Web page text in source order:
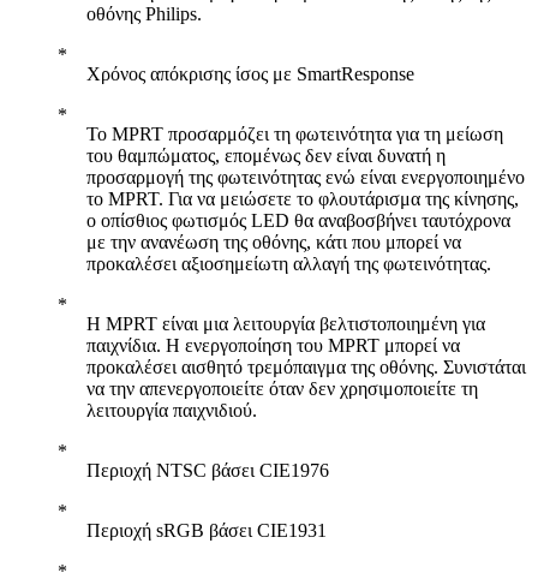
οθόνης Philips.
Χρόνος απόκρισης ίσος με SmartResponse
Το MPRT προσαρμόζει τη φωτεινότητα για τη μείωση
του θαμπώματος, επομένως δεν είναι δυνατή η
προσαρμογή της φωτεινότητας ενώ είναι ενεργοποιημένο
το MPRT. Για να μειώσετε το φλουτάρισμα της κίνησης,
ο οπίσθιος φωτισμός LED θα αναβοσβήνει ταυτόχρονα
με την ανανέωση της οθόνης, κάτι που μπορεί να
προκαλέσει αξιοσημείωτη αλλαγή της φωτεινότητας.
Η MPRT είναι μια λειτουργία βελτιστοποιημένη για
παιχνίδια. Η ενεργοποίηση του MPRT μπορεί να
προκαλέσει αισθητό τρεμόπαιγμα της οθόνης. Συνιστάται
να την απενεργοποιείτε όταν δεν χρησιμοποιείτε τη
λειτουργία παιχνιδιού.
Περιοχή NTSC βάσει CIE1976
Περιοχή sRGB βάσει CIE1931